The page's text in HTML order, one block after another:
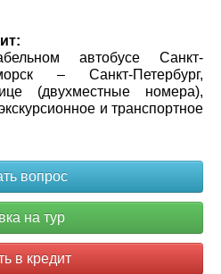
автобусе Санкт-
– Санкт-Петербург,
(двухместные номера),
и транспортное
в кредит